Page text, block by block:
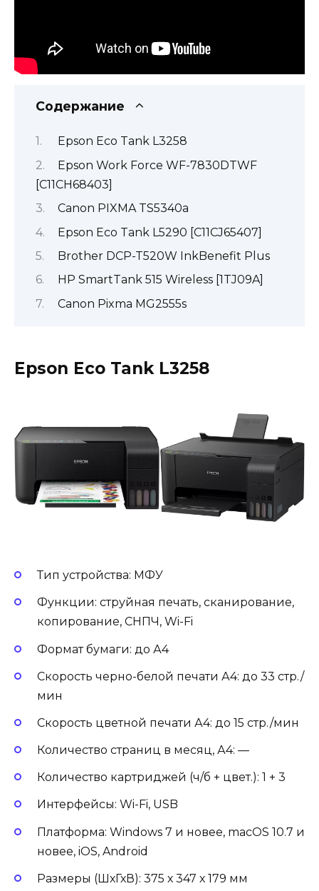
Содержание
Epson Eco Tank L3258
Epson Work Force WF-7830DTWF
[C11CH68403]
Canon PIXMA TS5340a
Epson Eco Tank L5290 [C11CJ65407]
Brother DCP-T520W InkBenefit Plus
HP SmartTank 515 Wireless [1TJ09A]
Canon Pixma MG2555s
Epson Eco Tank L3258
Тип устройства: МФУ
Функции: струйная печать, сканирование,
копирование, СНПЧ, Wi-Fi
Формат бумаги: до А4
Скорость черно-белой печати А4: до 33 стр./
мин
Скорость цветной печати А4: до 15 стр./мин
Количество страниц в месяц, А4: —
Количество картриджей (ч/б + цвет.): 1 + 3
Интерфейсы: Wi-Fi, USB
Платформа: Windows 7 и новее, macOS 10.7 и
новее, iOS, Android
Размеры (ШхГхВ): 375 х 347 х 179 мм